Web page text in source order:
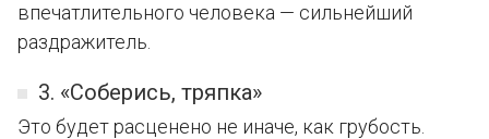
впечатлительного человека — сильнейший
раздражитель.
3. «Соберись, тряпка»
Это будет расценено не иначе, как грубость.